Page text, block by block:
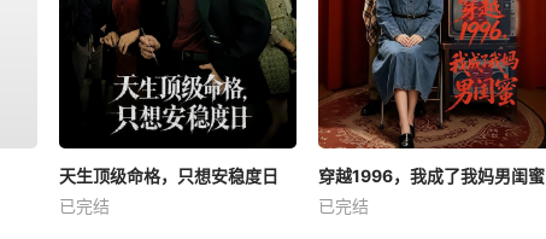
天生顶级命格，只想安稳度日
已完结
穿越1996，我成了我妈男闺蜜
已完结